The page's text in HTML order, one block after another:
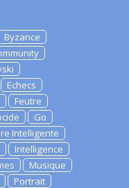
Byzance
Echecs
Feutre
Go
Intelligente
Intelligence
Musique
Portrait